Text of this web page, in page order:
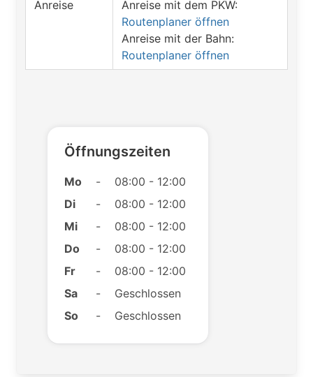
Anreise
Anreise mit dem PKW:
Routenplaner öffnen
Anreise mit der Bahn:
Routenplaner öffnen
Öffnungszeiten
Mo -
08:00 - 12:00
Di
-
08:00 - 12:00
Mi
-
08:00 - 12:00
Do
-
08:00 - 12:00
Fr
-
08:00 - 12:00
Sa
-
Geschlossen
So
- Geschlossen